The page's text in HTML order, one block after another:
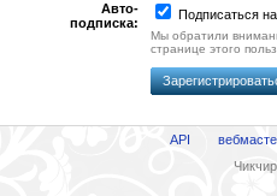
Авто-
подписка:
Подписаться
Мы обратили
странице этого
API